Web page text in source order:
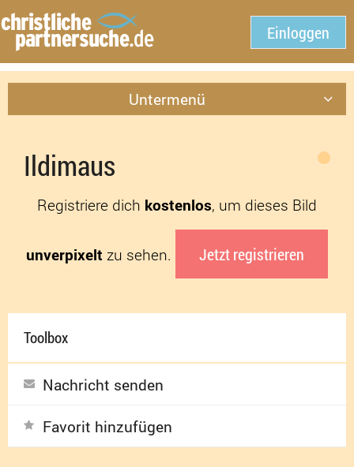
Einloggen
Untermenü
Ildimaus
Registriere dich kostenlos, um dieses Bild
unverpixelt zu sehen. Jetzt registrieren
Toolbox
Nachricht senden
Favorit hinzufügen